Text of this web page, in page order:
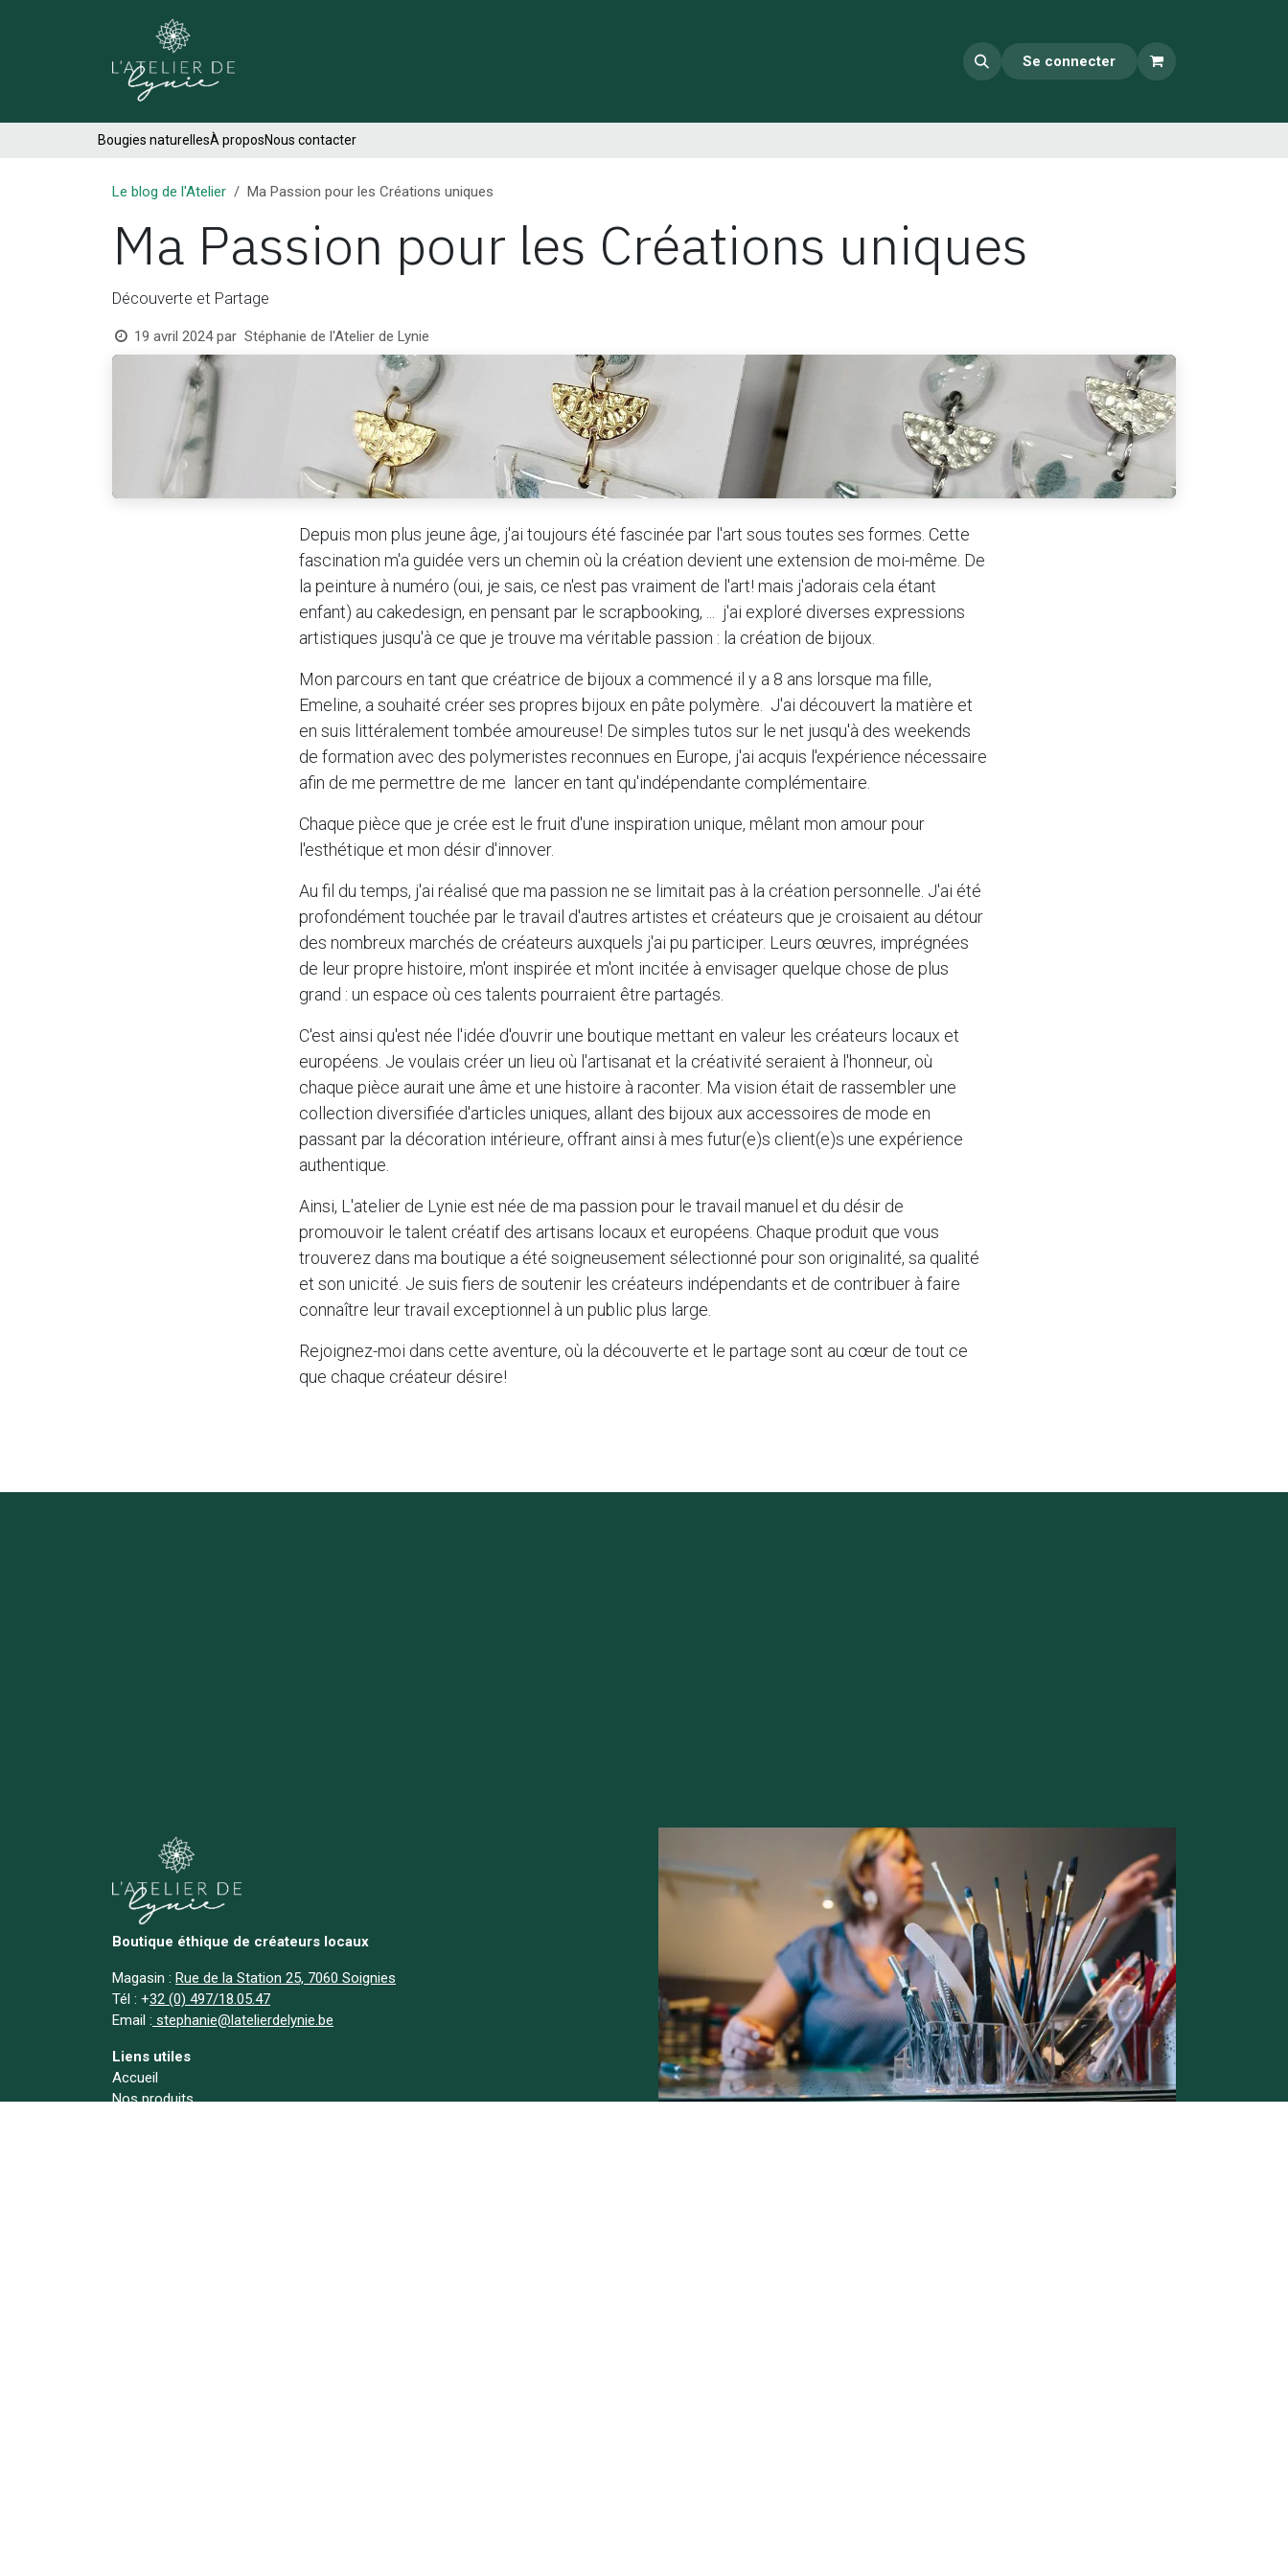
Se connecter
Bougies naturellesÀ proposNous contacter
Le blog de l'Atelier Ma Passion pour les Créations uniques
Ma Passion pour les Créations uniques
Découverte et Partage
19 avril 2024 par Stéphanie de l'Atelier de Lynie
Depuis mon plus jeune âge, j'ai toujours été fascinée par l'art sous toutes ses formes. Cette
fascination m'a guidée vers un chemin où la création devient une extension de moi-même. De
la peinture à numéro (oui, je sais, ce n'est pas vraiment de l'art! mais j'adorais cela étant
enfant) au cakedesign, en pensant par le scrapbooking, ... j'ai exploré diverses expressions
artistiques jusqu'à ce que je trouve ma véritable passion : la création de bijoux.
Mon parcours en tant que créatrice de bijoux a commencé il y a 8 ans lorsque ma fille,
Emeline, a souhaité créer ses propres bijoux en pâte polymère. J'ai découvert la matière et
en suis littéralement tombée amoureuse! De simples tutos sur le net jusqu'à des weekends
de formation avec des polymeristes reconnues en Europe, j'ai acquis l'expérience nécessaire
afin de me permettre de me lancer en tant qu'indépendante complémentaire.
Chaque pièce que je crée est le fruit d'une inspiration unique, mêlant mon amour pour
l'esthétique et mon désir d'innover.
Au fil du temps, j'ai réalisé que ma passion ne se limitait pas à la création personnelle. J'ai été
profondément touchée par le travail d'autres artistes et créateurs que je croisaient au détour
des nombreux marchés de créateurs auxquels j'ai pu participer. Leurs œuvres, imprégnées
de leur propre histoire, m'ont inspirée et m'ont incitée à envisager quelque chose de plus
grand : un espace où ces talents pourraient être partagés.
C'est ainsi qu'est née l'idée d'ouvrir une boutique mettant en valeur les créateurs locaux et
européens. Je voulais créer un lieu où l'artisanat et la créativité seraient à l'honneur, où
chaque pièce aurait une âme et une histoire à raconter. Ma vision était de rassembler une
collection diversifiée d'articles uniques, allant des bijoux aux accessoires de mode en
passant par la décoration intérieure, offrant ainsi à mes futur(e)s client(e)s une expérience
authentique.
Ainsi, L'atelier de Lynie est née de ma passion pour le travail manuel et du désir de
promouvoir le talent créatif des artisans locaux et européens. Chaque produit que vous
trouverez dans ma boutique a été soigneusement sélectionné pour son originalité, sa qualité
et son unicité. Je suis fiers de soutenir les créateurs indépendants et de contribuer à faire
connaître leur travail exceptionnel à un public plus large.
Rejoignez-moi dans cette aventure, où la découverte et le partage sont au cœur de tout ce
que chaque créateur désire!
Boutique éthique de créateurs locaux
Magasin : Rue de la Station 25, 7060 Soignies
Tél : +32 (0) 497/18.05.47
Email : stephanie@latelierdelynie.be
Liens utiles
Accueil
Nos produits